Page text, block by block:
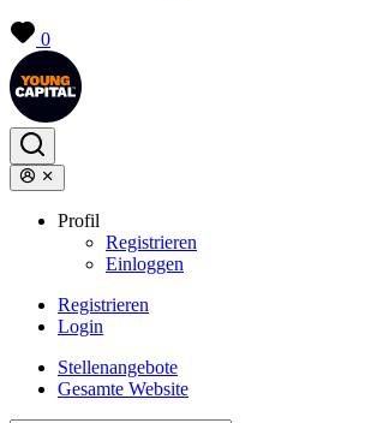
0
Profil
Registrieren
Einloggen
Registrieren
Login
Stellenangebote
Gesamte Website